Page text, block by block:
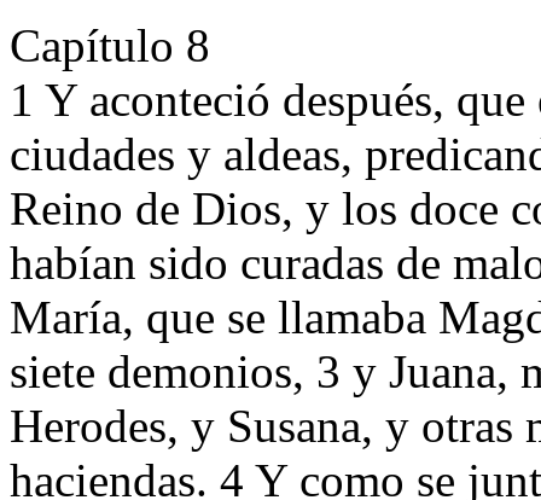
Capítulo 8
1 Y aconteció después,
ciudades y aldeas,
Reino de Dios, y los doce
habían sido curadas de
María, que se llamaba
siete demonios, 3 y Juana,
Herodes, y Susana, y otras
haciendas. 4 Y como se